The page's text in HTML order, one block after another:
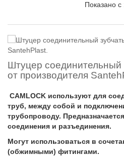
Показано с
Штуцер соединительный
от производителя
CAMLOCK используют для
труб, между собой и
трубопроводу.
соединения и разъединения.
Могут использоваться в
(обжимными) фитингами.